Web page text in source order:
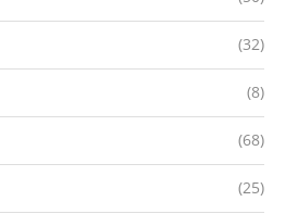
(32)
(8)
(68)
(25)